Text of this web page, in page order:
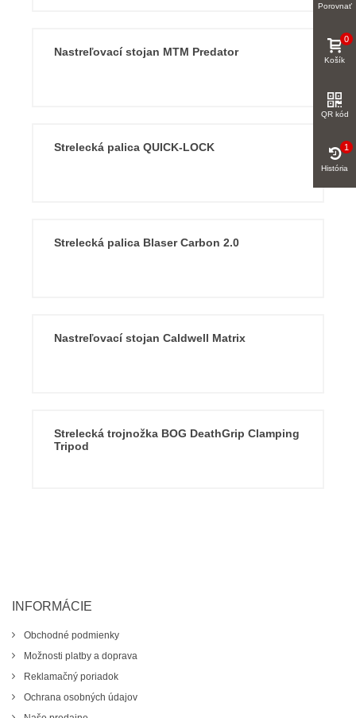
Nastreľovací stojan MTM Predator
Strelecká palica QUICK-LOCK
Strelecká palica Blaser Carbon 2.0
Nastreľovací stojan Caldwell Matrix
Strelecká trojnožka BOG DeathGrip Clamping
Tripod
INFORMÁCIE
Obchodné podmienky
Možnosti platby a doprava
Reklamačný poriadok
Ochrana osobných údajov
Porovnať
Košík
0
QR kód
História
1